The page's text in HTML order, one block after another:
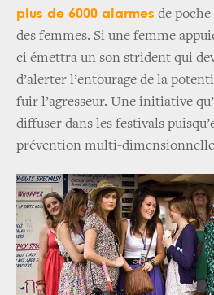
plus de 6000 alarmes de
des femmes. Si une femme
ci émettra un son strident qui
d’alerter l’entourage de la
fuir l’agresseur. Une initiative
diffuser dans les festivals
prévention multi-